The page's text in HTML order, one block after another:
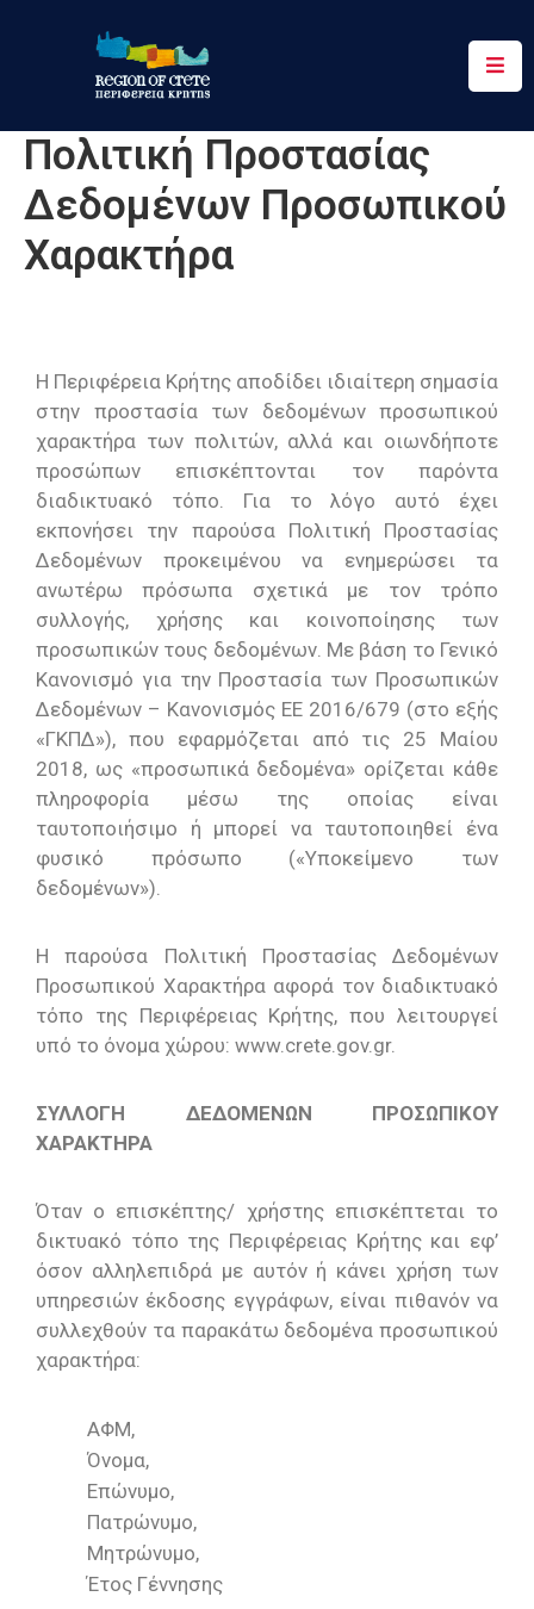
Περιφέρεια
Ενημέρωση
Έργα
&
Δράσεις
Επικοινωνία
Πολιτική Προστασίας
Δεδομένων Προσωπικού
Χαρακτήρα
Η Περιφέρεια Κρήτης αποδίδει ιδιαίτερη σημασία
στην προστασία των δεδομένων προσωπικού
χαρακτήρα των πολιτών, αλλά και οιωνδήποτε
προσώπων επισκέπτονται τον παρόντα
διαδικτυακό τόπο. Για το λόγο αυτό έχει
εκπονήσει την παρούσα Πολιτική Προστασίας
Δεδομένων προκειμένου να ενημερώσει τα
ανωτέρω πρόσωπα σχετικά με τον τρόπο
συλλογής, χρήσης και κοινοποίησης των
προσωπικών τους δεδομένων. Με βάση το Γενικό
Κανονισμό για την Προστασία των Προσωπικών
Δεδομένων – Κανονισμός ΕΕ 2016/679 (στο εξής
«ΓΚΠΔ»), που εφαρμόζεται από τις 25 Μαίου
2018, ως «προσωπικά δεδομένα» ορίζεται κάθε
πληροφορία μέσω της οποίας είναι
ταυτοποιήσιμο ή μπορεί να ταυτοποιηθεί ένα
φυσικό πρόσωπο («Υποκείμενο των
δεδομένων»).
Η παρούσα Πολιτική Προστασίας Δεδομένων
Προσωπικού Χαρακτήρα αφορά τον διαδικτυακό
τόπο της Περιφέρειας Κρήτης, που λειτουργεί
υπό το όνομα χώρου: www.crete.gov.gr.
ΣΥΛΛΟΓΗ ΔΕΔΟΜΕΝΩΝ ΠΡΟΣΩΠΙΚΟΥ
ΧΑΡΑΚΤΗΡΑ
Όταν ο επισκέπτης/ χρήστης επισκέπτεται το
δικτυακό τόπο της Περιφέρειας Κρήτης και εφ’
όσον αλληλεπιδρά με αυτόν ή κάνει χρήση των
υπηρεσιών έκδοσης εγγράφων, είναι πιθανόν να
συλλεχθούν τα παρακάτω δεδομένα προσωπικού
χαρακτήρα:
ΑΦΜ,
Όνομα,
Επώνυμο,
Πατρώνυμο,
Μητρώνυµο,
Έτος Γέννησης